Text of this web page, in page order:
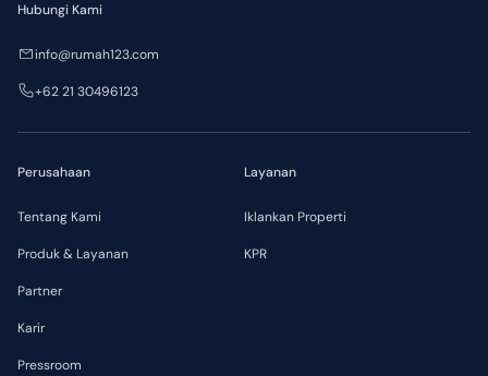
Perusahaan
Tentang Kami
Produk & Layanan
Partner
Karir
Pressroom
Layanan
Iklankan Properti
KPR
Hubungi Kami
info@rumah123.com
+62 21 30496123